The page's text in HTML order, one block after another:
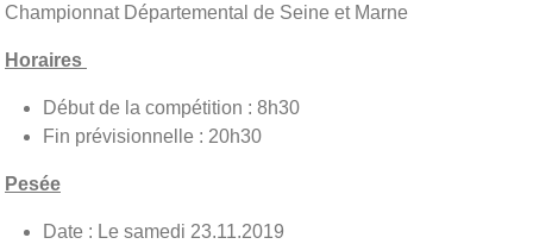
Championnat Départemental de Seine et Marne
Horaires
Début de la compétition : 8h30
Fin prévisionnelle : 20h30
Pesée
Date : Le samedi 23.11.2019